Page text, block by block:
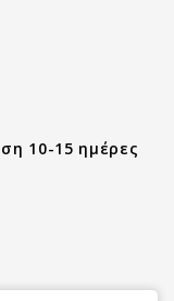
10-15 ημέρες